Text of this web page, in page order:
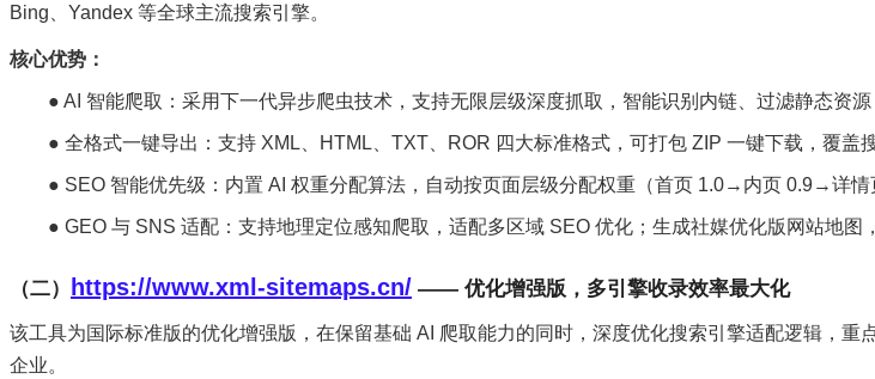
Bing、Yandex 等全球主流搜索引擎。
核心优势：
● AI 智能爬取：采用下一代异步爬虫技术，支持无限层级深度抓取，智能识别内链、过滤静态资
● 全格式一键导出：支持 XML、HTML、TXT、ROR 四大标准格式，可打包 ZIP 一键下载，覆盖
● SEO 智能优先级：内置 AI 权重分配算法，自动按页面层级分配权重（首页 1.0→内页 0.9→详情
● GEO 与 SNS 适配：支持地理定位感知爬取，适配多区域 SEO 优化；生成社媒优化版网站地图
（二） https://www.xml-sitemaps.cn/ —— 优化增强版，多引擎收录效率最大化
该工具为国际标准版的优化增强版，在保留基础 AI 爬取能力的同时，深度优化搜索引擎适配逻辑，
企业。